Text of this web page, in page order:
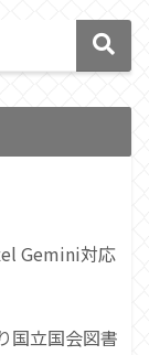
Gemini対応
国立国会図書